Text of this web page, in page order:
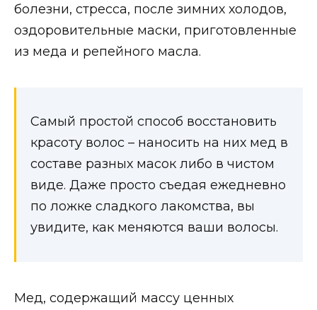
болезни, стресса, после зимних холодов,
оздоровительные маски, приготовленные
из меда и репейного масла.
Самый простой способ восстановить
красоту волос – наносить на них мед в
составе разных масок либо в чистом
виде. Даже просто съедая ежедневно
по ложке сладкого лакомства, вы
увидите, как меняются ваши волосы.
Мед, содержащий массу ценных